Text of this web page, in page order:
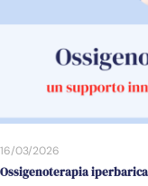
16/03/2026
Ossigenoterapia